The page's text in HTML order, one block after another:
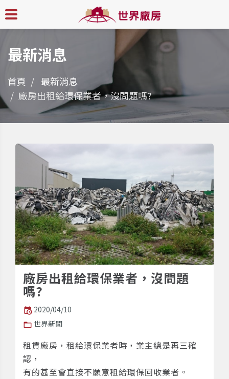
最新消息
首頁
最新消息
廠房出租給環保業者，沒問題嗎?
廠房出租給環保業者，沒問題
嗎?
2020/04/10
世界新聞
租賃廠房，租給環保業者時，業主總是再三確
認，
有的甚至會直接不願意租給環保回收業者。